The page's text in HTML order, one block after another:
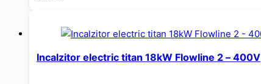
Incalzitor electric titan 18kW Flowline 2 – 400V